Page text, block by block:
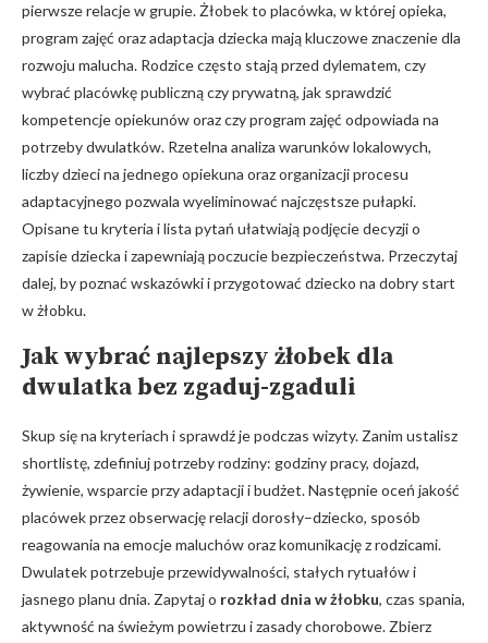
pierwsze relacje w grupie. Żłobek to placówka, w której opieka,
program zajęć oraz adaptacja dziecka mają kluczowe znaczenie dla
rozwoju malucha. Rodzice często stają przed dylematem, czy
wybrać placówkę publiczną czy prywatną, jak sprawdzić
kompetencje opiekunów oraz czy program zajęć odpowiada na
potrzeby dwulatków. Rzetelna analiza warunków lokalowych,
liczby dzieci na jednego opiekuna oraz organizacji procesu
adaptacyjnego pozwala wyeliminować najczęstsze pułapki.
Opisane tu kryteria i lista pytań ułatwiają podjęcie decyzji o
zapisie dziecka i zapewniają poczucie bezpieczeństwa. Przeczytaj
dalej, by poznać wskazówki i przygotować dziecko na dobry start
w żłobku.
Jak wybrać najlepszy żłobek dla
dwulatka bez zgaduj-zgaduli
Skup się na kryteriach i sprawdź je podczas wizyty. Zanim ustalisz
shortlistę, zdefiniuj potrzeby rodziny: godziny pracy, dojazd,
żywienie, wsparcie przy adaptacji i budżet. Następnie oceń jakość
placówek przez obserwację relacji dorosły–dziecko, sposób
reagowania na emocje maluchów oraz komunikację z rodzicami.
Dwulatek potrzebuje przewidywalności, stałych rytuałów i
jasnego planu dnia. Zapytaj o rozkład dnia w żłobku, czas spania,
aktywność na świeżym powietrzu i zasady chorobowe. Zbierz